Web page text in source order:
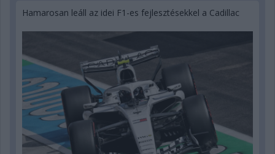
Hamarosan leáll az idei F1-es fejlesztésekkel a Cadillac